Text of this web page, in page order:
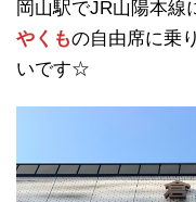
岡山駅でJR山陽本線
やくもの自由席に乗
いです☆